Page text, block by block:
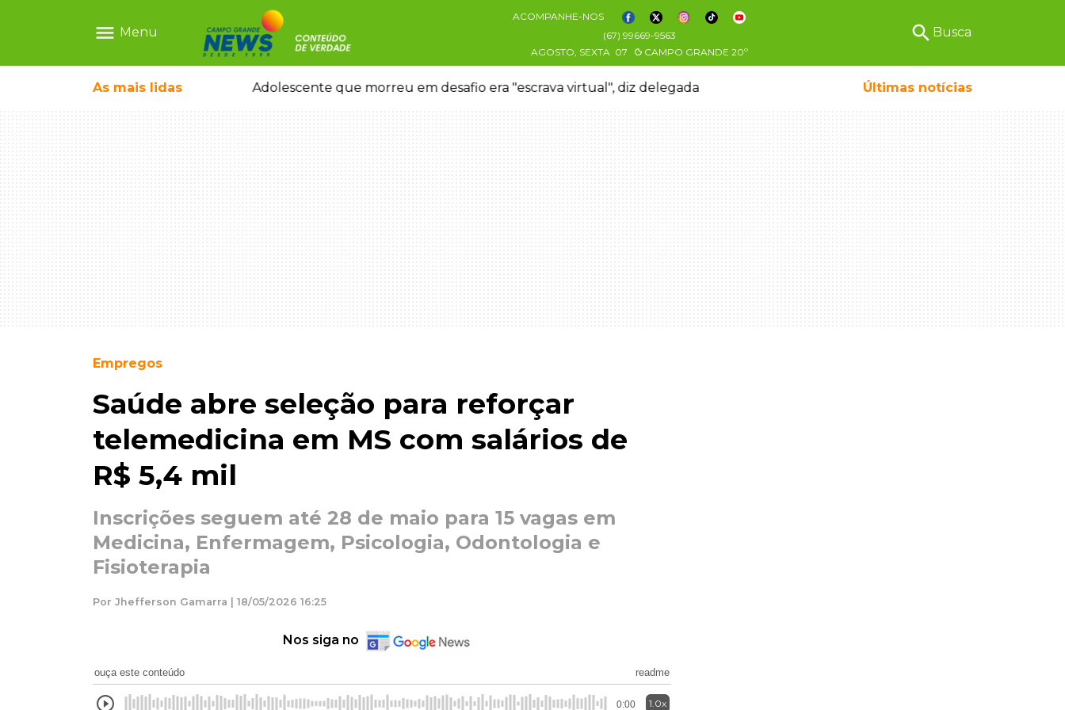
menu Menu
ACOMPANHE-NOS
(67) 99669-9563
AGOSTO, SEXTA 07 CAMPO GRANDE 20º
search Busca
As mais lidas
ganhar dia oficial em MS Adolescente que morreu em desafio era "escrava virtual", diz delegada Últimas notícias
Empregos
Saúde abre seleção para reforçar
telemedicina em MS com salários de
R$ 5,4 mil
Inscrições seguem até 28 de maio para 15 vagas em
Medicina, Enfermagem, Psicologia, Odontologia e
Fisioterapia
Por Jhefferson Gamarra | 18/05/2026 16:25
Nos siga no
ouça este conteúdo readme
0:00 1.0x